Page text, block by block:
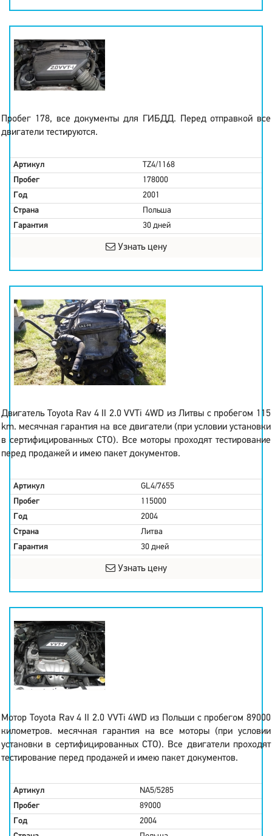
Пробег 178, все документы для ГИБДД. Перед отправкой все
двигатели тестируются.
Артикул
TZ4/1168
Пробег
178000
Год
2001
Страна
Польша
Гарантия
30 дней
Узнать цену
Двигатель Toyota Rav 4 II 2.0 VVTi 4WD из Литвы с пробегом 115
km. месячная гарантия на все двигатели (при условии установки
в сертифицированных СТО). Все моторы проходят тестирование
перед продажей и имею пакет документов.
Артикул
GL4/7655
Пробег
115000
Год
2004
Страна
Литва
Гарантия
30 дней
Узнать цену
Мотор Toyota Rav 4 II 2.0 VVTi 4WD из Польши с пробегом 89000
километров. месячная гарантия на все моторы (при условии
установки в сертифицированных СТО). Все двигатели проходят
тестирование перед продажей и имею пакет документов.
Артикул
NA5/5285
Пробег
89000
Год
2004